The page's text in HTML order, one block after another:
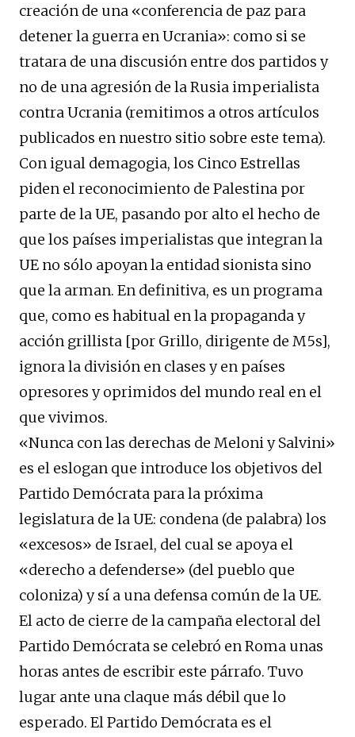
creación de una «conferencia de paz para
detener la guerra en Ucrania»: como si se
tratara de una discusión entre dos partidos y
no de una agresión de la Rusia imperialista
contra Ucrania (remitimos a otros artículos
publicados en nuestro sitio sobre este tema).
Con igual demagogia, los Cinco Estrellas
piden el reconocimiento de Palestina por
parte de la UE, pasando por alto el hecho de
que los países imperialistas que integran la
UE no sólo apoyan la entidad sionista sino
que la arman. En definitiva, es un programa
que, como es habitual en la propaganda y
acción grillista [por Grillo, dirigente de M5s],
ignora la división en clases y en países
opresores y oprimidos del mundo real en el
que vivimos.
«Nunca con las derechas de Meloni y Salvini»
es el eslogan que introduce los objetivos del
Partido Demócrata para la próxima
legislatura de la UE: condena (de palabra) los
«excesos» de Israel, del cual se apoya el
«derecho a defenderse» (del pueblo que
coloniza) y sí a una defensa común de la UE.
El acto de cierre de la campaña electoral del
Partido Demócrata se celebró en Roma unas
horas antes de escribir este párrafo. Tuvo
lugar ante una claque más débil que lo
esperado. El Partido Demócrata es el